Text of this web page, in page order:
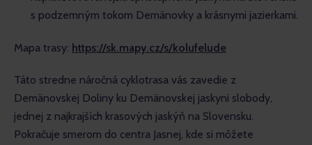
s podzemným tokom Demänovky a krásnymi jazierkami.
Mapa trasy: https://sk.mapy.cz/s/kolufelude
Táto stredne náročná cyklotrasa vás zavedie z
Demänovskej Doliny ku Demänovskej jaskyni slobody,
jednej z najkrajších krasových jaskýň na Slovensku.
Pokračuje smerom do centra Jasnej, kde si môžete